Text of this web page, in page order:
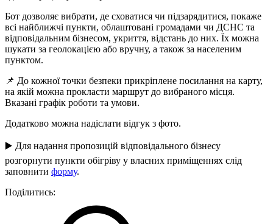
Бот дозволяє вибрати, де сховатися чи підзарядитися, покаже
всі найближчі пункти, облаштовані громадами чи ДСНС та
відповідальним бізнесом, укриття, відстань до них. Їх можна
шукати за геолокацією або вручну, а також за населеним
пунктом.
📌 До кожної точки безпеки прикріплене посилання на карту,
на якій можна прокласти маршрут до вибраного місця.
Вказані графік роботи та умови.
Додатково можна надіслати відгук з фото.
▶️ Для надання пропозицій відповідального бізнесу
розгорнути пункти обігріву у власних приміщеннях слід
заповнити форму.
Поділитись: